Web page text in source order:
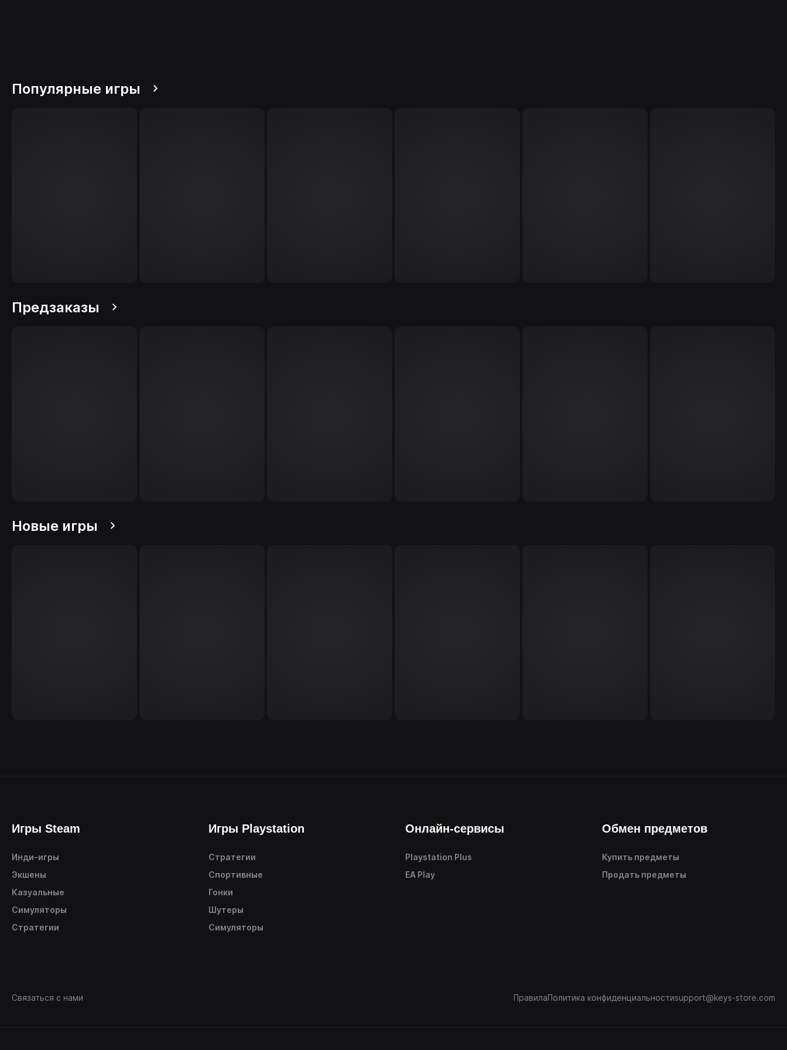
Популярные игры
Предзаказы
Новые игры
Игры Steam
Инди-игры
Экшены
Казуальные
Симуляторы
Стратегии
Игры Playstation
Стратегии
Спортивные
Гонки
Шутеры
Симуляторы
Онлайн-сервисы
Playstation Plus
EA Play
Обмен предметов
Купить предметы
Продать предметы
Связаться с нами ПравилаПолитика конфиденциальностиsupport@keys-store.com